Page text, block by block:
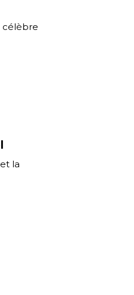
célèbre
la